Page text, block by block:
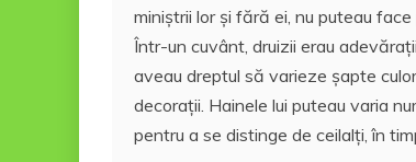
miniştrii lor şi fără ei, nu puteau
Într-un cuvânt, druizii erau
aveau dreptul să varieze şapte
decoraţii. Hainele lui puteau varia
pentru a se distinge de ceilalţi, în